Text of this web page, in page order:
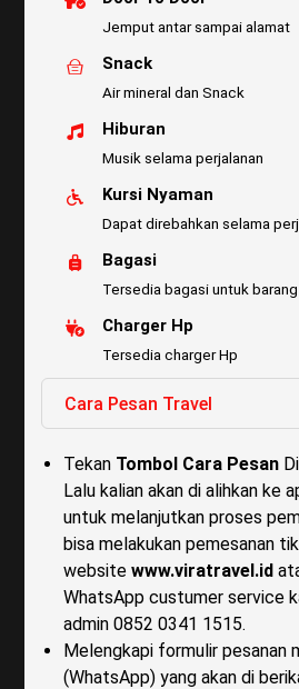
Jemput antar sampai alamat
Snack
Air mineral dan Snack
Hiburan
Musik selama perjalanan
Kursi Nyaman
Dapat direbahkan selama
Bagasi
Tersedia bagasi untuk
Charger Hp
Tersedia charger Hp
Cara Pesan Travel
Tekan Tombol Cara Pesan
Lalu kalian akan di alihkan ke
untuk melanjutkan proses
bisa melakukan pemesanan
websitewww.viratravel.id
WhatsApp custumer service
admin 0852 0341 1515.
Melengkapi formulir pesanan
(WhatsApp) yang akan di